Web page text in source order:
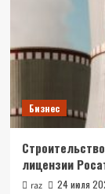
Бизнес
лицензии
raz 24 июля